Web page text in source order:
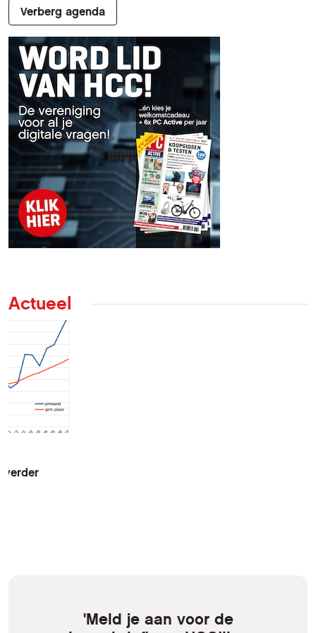
Verberg agenda
Actueel
verder
'Meld je aan voor de